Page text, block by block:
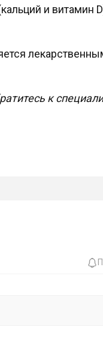
и витамин
к